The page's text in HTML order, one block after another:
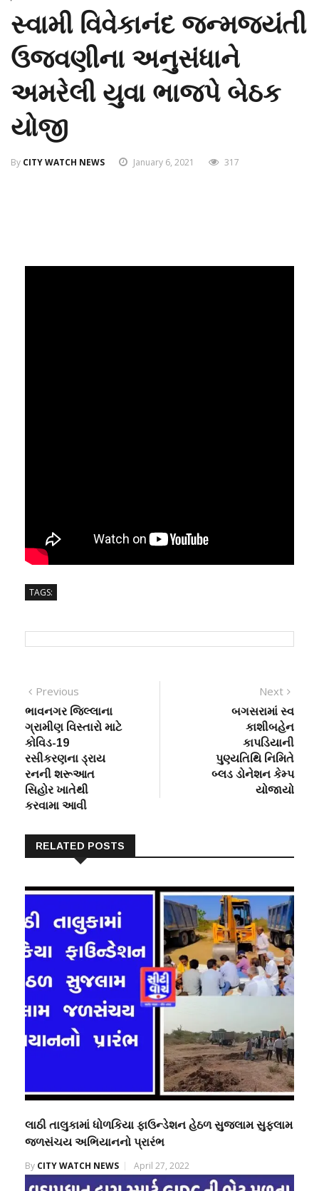
સ્વામી વિવેકાનંદ જન્મજયંતી
ઉજવણીના અનુસંધાને
અમરેલી યુવા ભાજપે બેઠક
યોજી
By CITY WATCH NEWS January 6, 2021 317
TAGS:
Post
navigation
Previous
post:
ભાવનગર જિલ્લાના
ગ્રામીણ વિસ્તારો માટે
કોવિડ-19
રસીકરણના ડ્રાય
રનની શરૂઆત
સિહોર ખાતેથી
કરવામા આવી
Next
post:
બગસરામાં સ્વ
કાશીબહેન
કાપડિયાની
પુણ્યતિથિ નિમિતે
બ્લડ ડોનેશન કેમ્પ
યોજાયો
RELATED POSTS
લાઠી તાલુકામાં ધોળકિયા ફાઉન્ડેશન હેઠળ સુજલામ સુફલામ
જળસંચય અભિયાનનો પ્રારંભ
By CITY WATCH NEWS April 27, 2022